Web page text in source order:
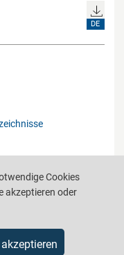
DE
Sitemap
Cookies
akzeptieren oder